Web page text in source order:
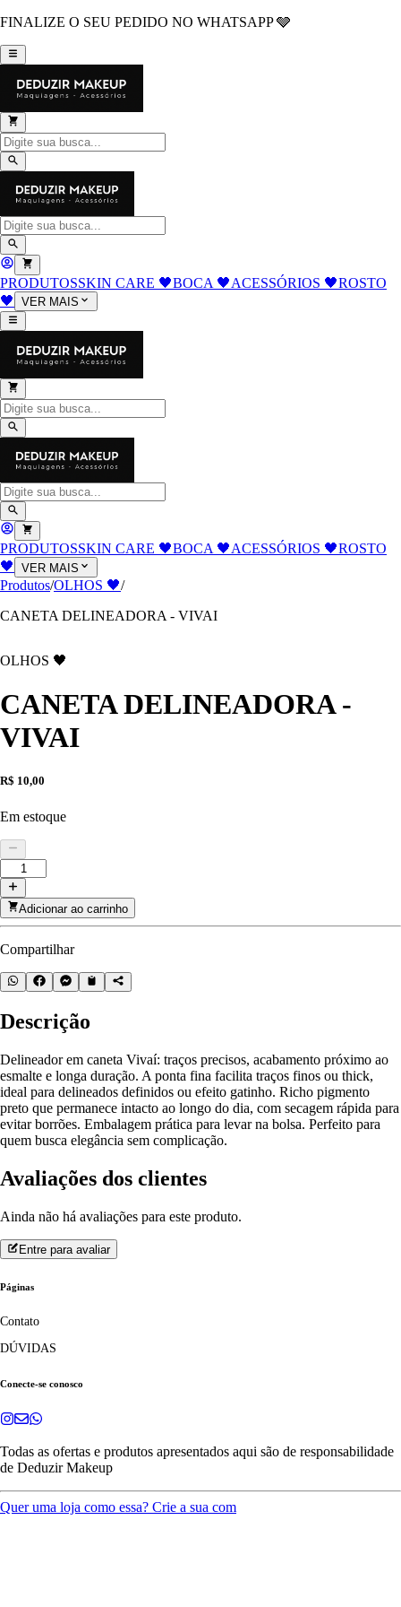
FINALIZE O SEU PEDIDO NO WHATSAPP 🩶
PRODUTOSSKIN CARE 🖤BOCA 🖤ACESSÓRIOS 🖤ROSTO
🖤
VER MAIS
PRODUTOSSKIN CARE 🖤BOCA 🖤ACESSÓRIOS 🖤ROSTO
🖤
VER MAIS
Produtos/OLHOS 🖤/
CANETA DELINEADORA - VIVAI
OLHOS 🖤
CANETA DELINEADORA -
VIVAI
R$ 10,00
Em estoque
Adicionar ao carrinho
Compartilhar
Descrição
Delineador em caneta Vivaí: traços precisos, acabamento próximo ao
esmalte e longa duração. A ponta fina facilita traços finos ou thick,
ideal para delineados definidos ou efeito gatinho. Richo pigmento
preto que permanece intacto ao longo do dia, com secagem rápida para
evitar borrões. Embalagem prática para levar na bolsa. Perfeito para
quem busca elegância sem complicação.
Avaliações dos clientes
Ainda não há avaliações para este produto.
Entre para avaliar
Páginas
Contato
DÚVIDAS
Conecte-se conosco
Todas as ofertas e produtos apresentados aqui são de responsabilidade
de Deduzir Makeup
Quer uma loja como essa? Crie a sua com